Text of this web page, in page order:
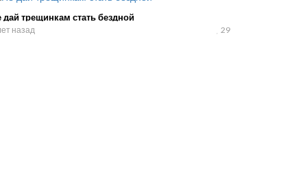
дай трещинкам стать бездной
назад 29